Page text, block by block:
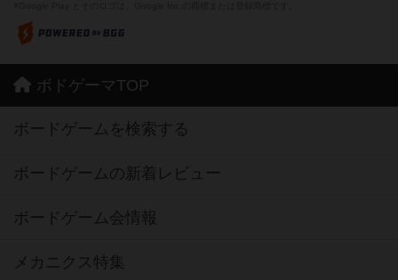
ボドゲーマTOP
ボードゲームを検索する
ボードゲームの新着レビュー
ボードゲーム会情報
メカニクス特集